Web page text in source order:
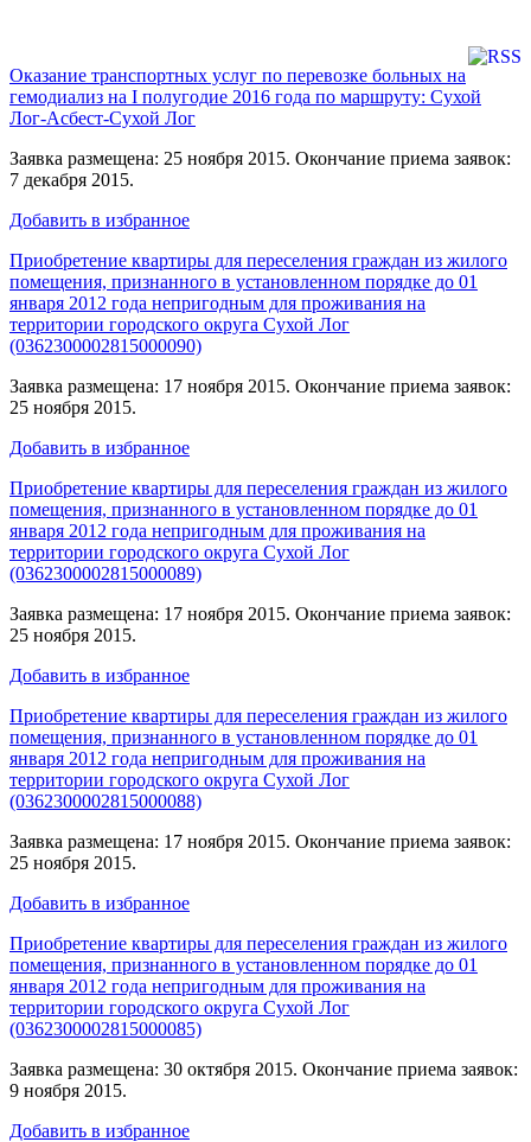
Оказание транспортных услуг по перевозке больных на
гемодиализ на I полугодие 2016 года по маршруту: Сухой
Лог-Асбест-Сухой Лог
Заявка размещена: 25 ноября 2015. Окончание приема заявок:
7 декабря 2015.
Добавить в избранное
Приобретение квартиры для переселения граждан из жилого
помещения, признанного в установленном порядке до 01
января 2012 года непригодным для проживания на
территории городского округа Сухой Лог
(0362300002815000090)
Заявка размещена: 17 ноября 2015. Окончание приема заявок:
25 ноября 2015.
Добавить в избранное
Приобретение квартиры для переселения граждан из жилого
помещения, признанного в установленном порядке до 01
января 2012 года непригодным для проживания на
территории городского округа Сухой Лог
(0362300002815000089)
Заявка размещена: 17 ноября 2015. Окончание приема заявок:
25 ноября 2015.
Добавить в избранное
Приобретение квартиры для переселения граждан из жилого
помещения, признанного в установленном порядке до 01
января 2012 года непригодным для проживания на
территории городского округа Сухой Лог
(0362300002815000088)
Заявка размещена: 17 ноября 2015. Окончание приема заявок:
25 ноября 2015.
Добавить в избранное
Приобретение квартиры для переселения граждан из жилого
помещения, признанного в установленном порядке до 01
января 2012 года непригодным для проживания на
территории городского округа Сухой Лог
(0362300002815000085)
Заявка размещена: 30 октября 2015. Окончание приема заявок:
9 ноября 2015.
Добавить в избранное